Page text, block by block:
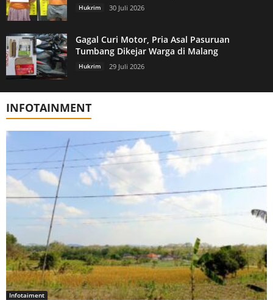
Hukrim 30 Juli 2026
Gagal Curi Motor, Pria Asal Pasuruan
Tumbang Dikejar Warga di Malang
Hukrim 29 Juli 2026
INFOTAINMENT
Infotaiment